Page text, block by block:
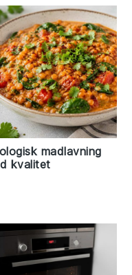
madlavning
kvalitet